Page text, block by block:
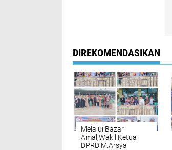
DIREKOMENDASIKAN
Melalui Bazar
Amal,Wakil Ketua
DPRD M.Arsya